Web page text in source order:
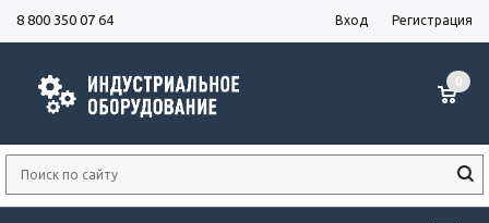
8 800 350 07 64 Вход Регистрация
0